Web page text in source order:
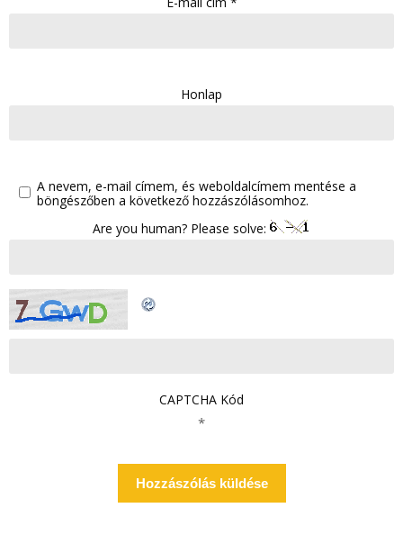
Honlap
A nevem, e-mail címem, és weboldalcímem mentése a
böngészőben a következő hozzászólásomhoz.
Are you human? Please solve:
CAPTCHA Kód
*